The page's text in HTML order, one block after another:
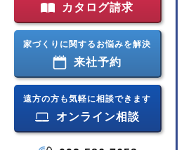
カタログ請求
家づくりに関するお悩みを解決
来社予約
遠方の方も気軽に相談できます
オンライン相談